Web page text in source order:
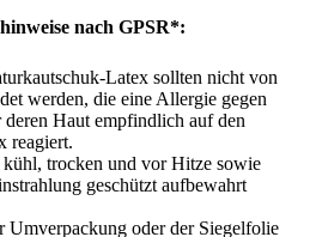
nach GPSR*:
Latex sollten nicht von
werden, die eine Allergie gegen
deren Haut empfindlich auf den
reagiert.
trocken und vor Hitze sowie
geschützt aufbewahrt
Umverpackung oder der Siegelfolie